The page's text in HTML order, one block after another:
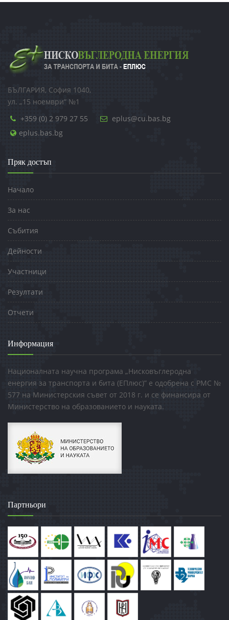
БЪЛГАРИЯ, София 1040,
ул. „15 ноември“ №1
+359 (0) 2 979 27 55
eplus@cu.bas.bg
eplus.bas.bg
Пряк достъп
Начало
За нас
Събития
Дейности
Участници
Резултати
Отчети
Информация
Националната научна програма „Нисковъглеродна
енергия за транспорта и бита (ЕПлюс)” е одобрена с РМС №
577 на Министерския съвет от 2018 г. и се финансира от
Министерство на образованието и науката.
Партньори